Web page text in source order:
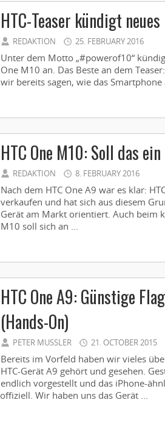
HTC-Teaser kündigt
REDAKTION 25. FEBRUARY 2016
Unter dem Motto „#powerof10“
One M10 an. Das Beste an dem
wir bereits sagen, wie das
HTC One M10: Soll das
REDAKTION 8. FEBRUARY 2016
Nach dem HTC One A9 war es klar:
verkaufen und hat sich aus diesem
Gerät am Markt orientiert. Auch beim
M10 soll sich an ...
HTC One A9: Günstige
(Hands-On)
PETER MUSSLER 21. OCTOBER 2015
Bereits im Vorfeld haben wir vieles
HTC-Gerät A9 gehört und gesehen.
endlich vorgestellt und das iPhone-
offiziell. Wir haben uns das Gerät ...